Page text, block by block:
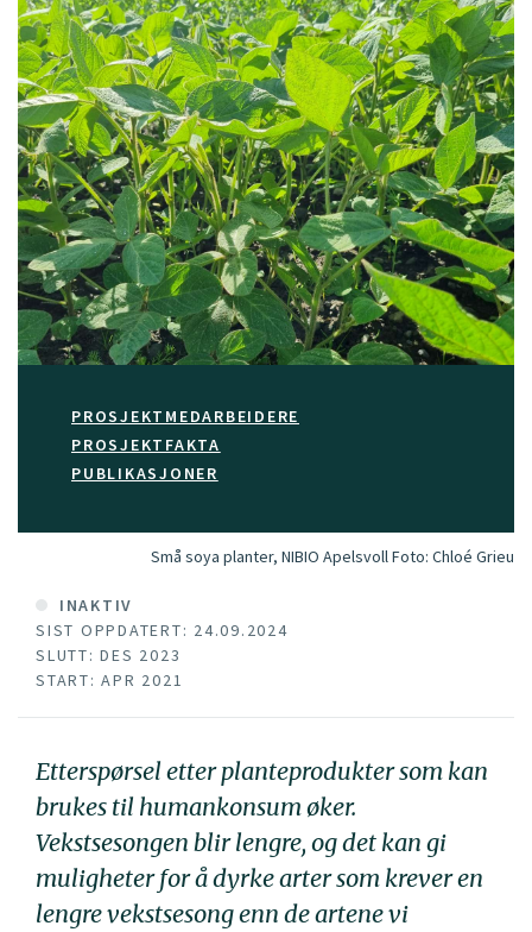
PROSJEKTMEDARBEIDERE
PROSJEKTFAKTA
PUBLIKASJONER
Små soya planter, NIBIO ApelsvollFoto: Chloé Grieu
INAKTIV
SIST OPPDATERT: 24.09.2024
SLUTT: DES 2023
START: APR 2021
Etterspørsel etter planteprodukter som kan
brukes til humankonsum øker.
Vekstsesongen blir lengre, og det kan gi
muligheter for å dyrke arter som krever en
lengre vekstsesong enn de artene vi